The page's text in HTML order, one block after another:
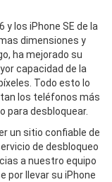
y los iPhone SE de la
dimensiones y
ha mejorado su
capacidad de la
Todo esto lo
los teléfonos más
para desbloquear.
un sitio confiable de
de desbloqueo
a nuestro equipo
por llevar su iPhone